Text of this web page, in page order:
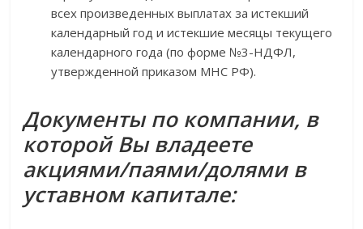
всех произведенных выплатах за истекший
календарный год и истекшие месяцы текущего
календарного года (по форме №3-НДФЛ,
утвержденной приказом МНС РФ).
Документы по компании, в
которой Вы владеете
акциями/паями/долями в
уставном капитале: